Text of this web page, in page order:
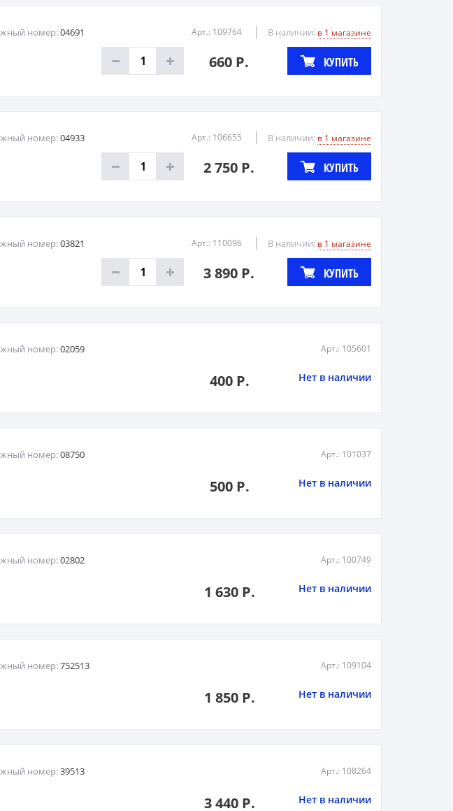
номер:04691 Арт.: 109764 В наличии: в 1 магазине
660 Р. КУПИТЬ
номер:04933 Арт.: 106655 В наличии: в 1 магазине
2 750 Р. КУПИТЬ
номер:03821 Арт.: 110096 В наличии: в 1 магазине
3 890 Р. КУПИТЬ
номер:02059 Арт.: 105601
400 Р. Нет в наличии
номер:08750 Арт.: 101037
500 Р. Нет в наличии
номер:02802 Арт.: 100749
1 630 Р. Нет в наличии
номер:752513 Арт.: 109104
1 850 Р. Нет в наличии
номер:39513 Арт.: 108264
3 440 Р. Нет в наличии